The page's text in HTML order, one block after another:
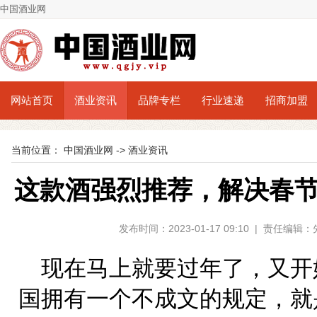
中国酒业网
网站首页 酒业资讯 品牌专栏 行业速递 招商加盟
当前位置： 中国酒业网 -> 酒业资讯
这款酒强烈推荐，解决春
发布时间：2023-01-17 09:10 | 责任编辑
现在马上就要过年了，又
国拥有一个不成文的规定，